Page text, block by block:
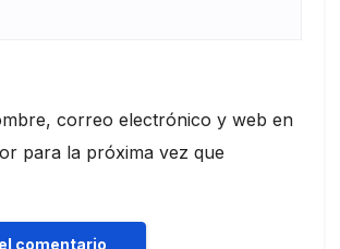
correo electrónico y web en
para la próxima vez que